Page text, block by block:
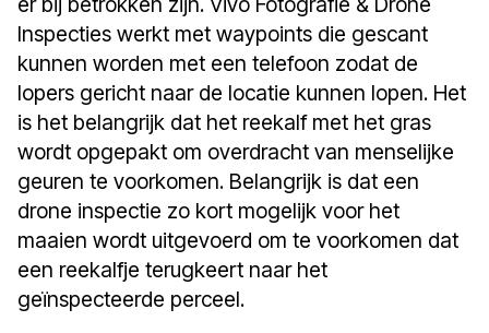
Inspecties werkt met waypoints die gescant
kunnen worden met een telefoon zodat de
lopers gericht naar de locatie kunnen lopen. Het
is het belangrijk dat het reekalf met het gras
wordt opgepakt om overdracht van menselijke
geuren te voorkomen. Belangrijk is dat een
drone inspectie zo kort mogelijk voor het
maaien wordt uitgevoerd om te voorkomen dat
een reekalfje terugkeert naar het
geïnspecteerde perceel.